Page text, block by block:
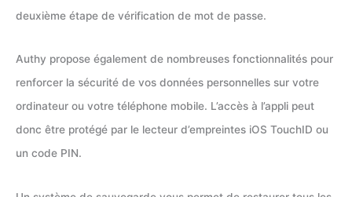
deuxième étape de vérification de mot de passe.
Authy propose également de nombreuses fonctionnalités pour
renforcer la sécurité de vos données personnelles sur votre
ordinateur ou votre téléphone mobile. L’accès à l’appli peut
donc être protégé par le lecteur d’empreintes iOS TouchID ou
un code PIN.